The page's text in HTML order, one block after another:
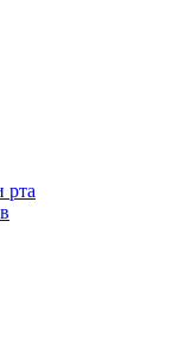
рта